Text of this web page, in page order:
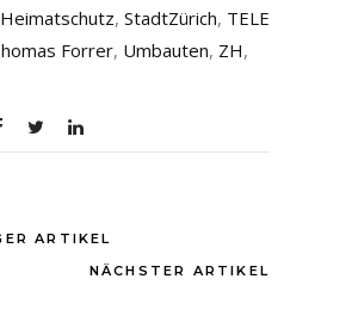
, StadtZürich, TELE
Forrer, Umbauten, ZH,
ARTIKEL
NÄCHSTER ARTIKEL